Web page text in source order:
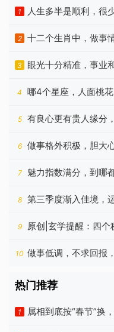
1
人生多半是顺利，很
谁？
2
十二个生肖中，做事
快
3
眼光十分精准，事业
星座
4
哪4个星座，人面桃
火起来
5
有良心更有贵人缘分
个生肖
6
做事格外积极，胆大
恼的生肖
7
魅力指数满分，到哪
生肖
8
第三季度渐入佳境，
个生肖
9 原创|玄学提醒：四
10 做事低调，不求回报
热门推荐
1 属相到底按“春节”换